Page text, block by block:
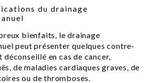
du drainage
bienfaits, le drainage
peut présenter quelques contre-
en cas de cancer,
de maladies cardiaques graves, de
ou de thromboses.